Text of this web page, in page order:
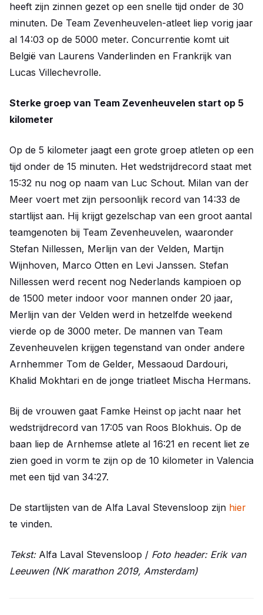
heeft zijn zinnen gezet op een snelle tijd onder de 30
minuten. De Team Zevenheuvelen-atleet liep vorig jaar
al 14:03 op de 5000 meter. Concurrentie komt uit
België van Laurens Vanderlinden en Frankrijk van
Lucas Villechevrolle.
Sterke groep van Team Zevenheuvelen start op 5
kilometer
Op de 5 kilometer jaagt een grote groep atleten op een
tijd onder de 15 minuten. Het wedstrijdrecord staat met
15:32 nu nog op naam van Luc Schout. Milan van der
Meer voert met zijn persoonlijk record van 14:33 de
startlijst aan. Hij krijgt gezelschap van een groot aantal
teamgenoten bij Team Zevenheuvelen, waaronder
Stefan Nillessen, Merlijn van der Velden, Martijn
Wijnhoven, Marco Otten en Levi Janssen. Stefan
Nillessen werd recent nog Nederlands kampioen op
de 1500 meter indoor voor mannen onder 20 jaar,
Merlijn van der Velden werd in hetzelfde weekend
vierde op de 3000 meter. De mannen van Team
Zevenheuvelen krijgen tegenstand van onder andere
Arnhemmer Tom de Gelder, Messaoud Dardouri,
Khalid Mokhtari en de jonge triatleet Mischa Hermans.
Bij de vrouwen gaat Famke Heinst op jacht naar het
wedstrijdrecord van 17:05 van Roos Blokhuis. Op de
baan liep de Arnhemse atlete al 16:21 en recent liet ze
zien goed in vorm te zijn op de 10 kilometer in Valencia
met een tijd van 34:27.
De startlijsten van de Alfa Laval Stevensloop zijn hier
te vinden.
Tekst: Alfa Laval Stevensloop / Foto header: Erik van
Leeuwen (NK marathon 2019, Amsterdam)